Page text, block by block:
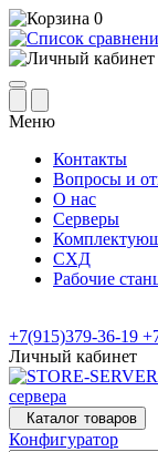
0
Меню
Контакты
Вопросы и
О нас
Серверы
СХД
Рабочие
+7(915)379-36-19
Личный кабинет
Каталог товаров
Конфигуратор